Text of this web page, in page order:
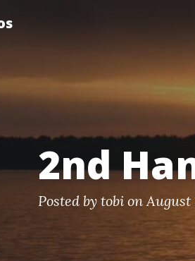
2nd
Posted by tobi on August